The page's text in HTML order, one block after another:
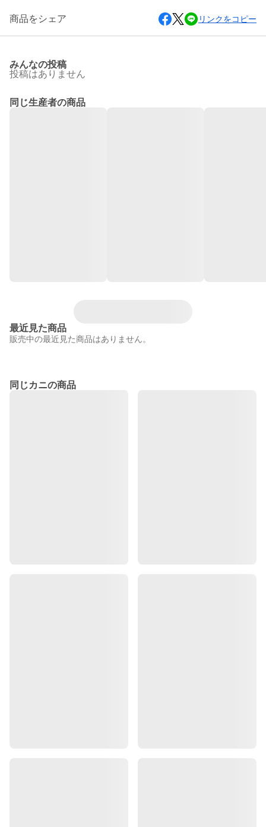
商品をシェア リンクをコピー
みんなの投稿
投稿はありません
同じ生産者の商品
最近見た商品
販売中の最近見た商品はありません。
同じカニの商品